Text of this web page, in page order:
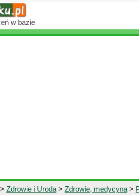
w bazie
> Zdrowie i Uroda > Zdrowie, medycyna >